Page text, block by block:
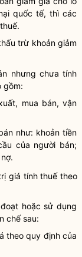
quốc tế, thì các
trừ khoản giảm
nhưng chưa tính
gồm:
mua bán, vận
như: khoản tiền
của người bán;
giá tính thuế theo
hoặc sử dụng
chế sau:
theo quy định của